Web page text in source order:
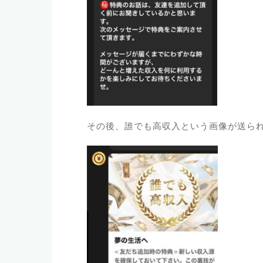
その後、誰でも高収入という画像が送ら